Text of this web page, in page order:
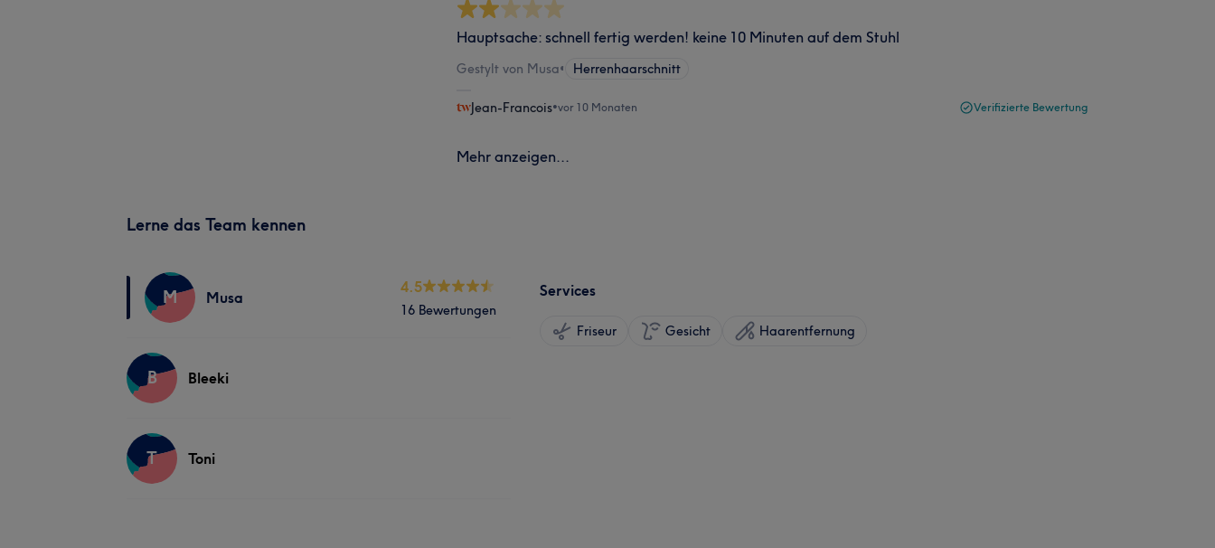
Hauptsache: schnell fertig werden! keine 10 Minuten auf dem Stuhl
Gestylt von Musa• Herrenhaarschnitt
Jean-Francois•vor 10 Monaten Verifizierte Bewertung
Mehr anzeigen...
Lerne das Team kennen
M Musa
4.5
16 Bewertungen
B Bleeki
T Toni
Services
Friseur Gesicht Haarentfernung